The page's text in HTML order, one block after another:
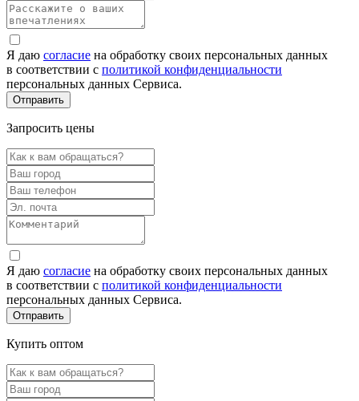
Я даю согласие на обработку своих персональных данных
в соответствии с политикой конфиденциальности
персональных данных Сервиса.
Запросить цены
Я даю согласие на обработку своих персональных данных
в соответствии с политикой конфиденциальности
персональных данных Сервиса.
Купить оптом